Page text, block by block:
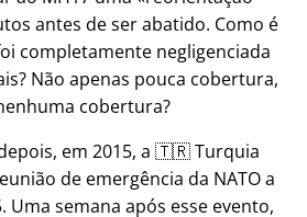
antes de ser abatido. Como é
completamente negligenciada
Não apenas pouca cobertura,
cobertura?
em 2015, a 🇹🇷 Turquia
de emergência da NATO a
Uma semana após esse evento,